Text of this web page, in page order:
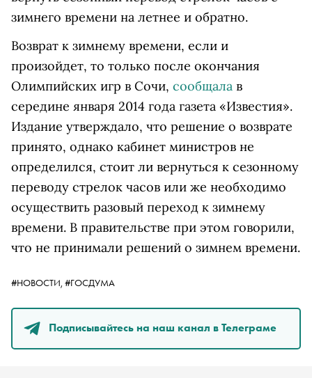
зимнего времени на летнее и обратно.
Возврат к зимнему времени, если и
произойдет, то только после окончания
Олимпийских игр в Сочи, сообщала в
середине января 2014 года газета «Известия».
Издание утверждало, что решение о возврате
принято, однако кабинет министров не
определился, стоит ли вернуться к сезонному
переводу стрелок часов или же необходимо
осуществить разовый переход к зимнему
времени. В правительстве при этом говорили,
что не принимали решений о зимнем времени.
#НОВОСТИ, #ГОСДУМА
Подписывайтесь на наш канал в Телеграме